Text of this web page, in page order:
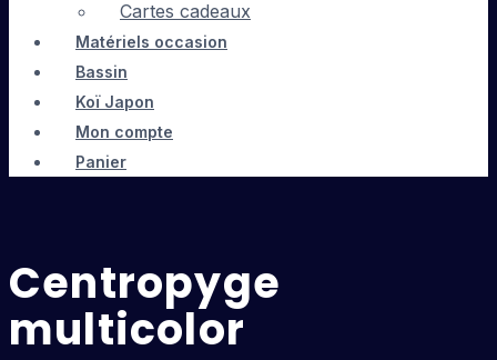
Cartes cadeaux
Matériels occasion
Bassin
Koï Japon
Mon compte
Panier
Centropyge
multicolor